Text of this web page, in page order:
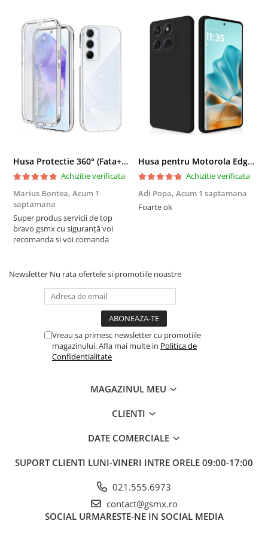
Husa Protectie 360° (Fata+Spate) compatibila Samsung Galaxy A55 5G, Transparanta, Protectie Completa
Achizitie verificata
Marius Bontea, Acum 1
saptamana
Super produs servicii de top
bravo gsmx cu siguranță voi
recomanda si voi comanda
Husa pentru Motorola Edge 60 Fusion din sIlicon catifelat cu interior din microfibra si protectie la camere - Negru
Achizitie verificata
Adi Popa, Acum 1 saptamana
Foarte ok
Newsletter Nu rata ofertele si promotiile noastre
Vreau sa primesc newsletter cu promotiile
magazinului. Afla mai multe in Politica de
Confidentialitate
MAGAZINUL MEU
CLIENTI
DATE COMERCIALE
SUPORT CLIENTI LUNI-VINERI INTRE ORELE 09:00-17:00
021.555.6973
contact@gsmx.ro
SOCIAL URMARESTE-NE IN SOCIAL MEDIA